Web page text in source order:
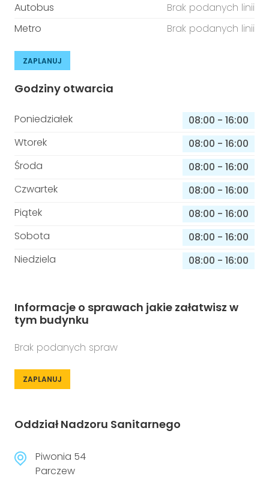
Autobus
Brak podanych linii
Metro
Brak podanych linii
ZAPLANUJ
Godziny otwarcia
Poniedziałek 08:00 - 16:00
Wtorek
08:00 - 16:00
Środa
08:00 - 16:00
Czwartek
08:00 - 16:00
Piątek
08:00 - 16:00
Sobota
08:00 - 16:00
Niedziela
08:00 - 16:00
Informacje o sprawach jakie załatwisz w
tym budynku
Brak podanych spraw
ZAPLANUJ
Oddział Nadzoru Sanitarnego
Piwonia 54
Parczew